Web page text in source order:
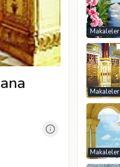
Makaleler
Makaleler
Makaleler